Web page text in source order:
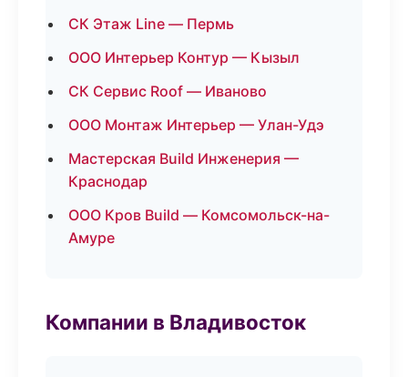
СК Этаж Line — Пермь
ООО Интерьер Контур — Кызыл
СК Сервис Roof — Иваново
ООО Монтаж Интерьер — Улан-Удэ
Мастерская Build Инженерия —
Краснодар
ООО Кров Build — Комсомольск-на-
Амуре
Компании в Владивосток